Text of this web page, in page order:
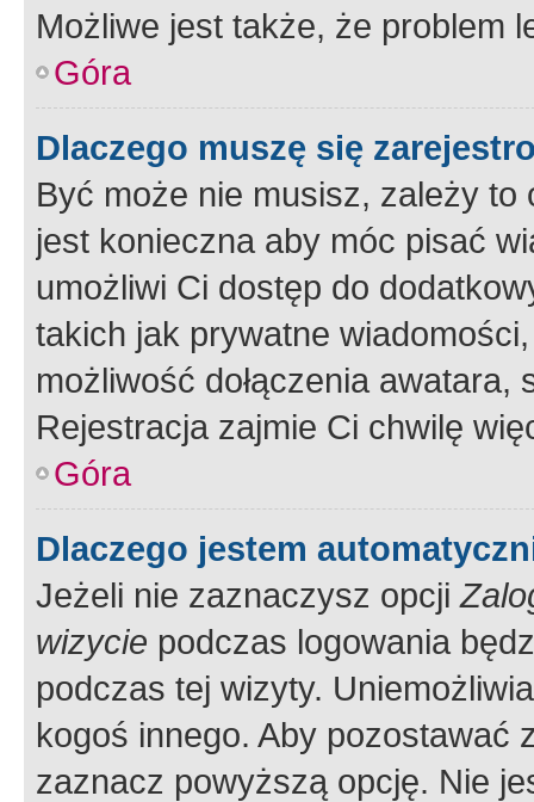
Możliwe jest także, że problem
Góra
Dlaczego muszę się
Być może nie musisz, zależy
jest konieczna aby móc pisać
umożliwi Ci dostęp do
takich jak prywatne
możliwość dołączenia
Rejestracja zajmie Ci chwilę
Góra
Dlaczego jestem
Jeżeli nie zaznaczysz opcji
wizycie podczas logowania
podczas tej wizyty.
kogoś innego. Aby pozostawać
zaznacz powyższą opcję. Nie